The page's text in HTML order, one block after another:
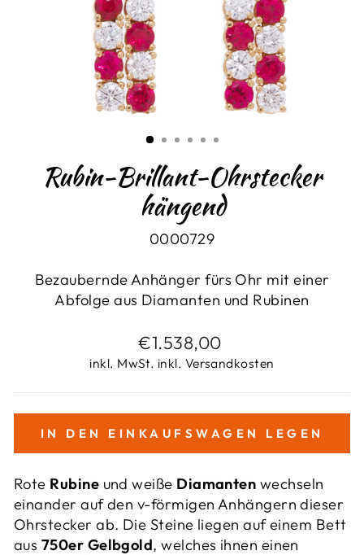
Rubin-Brillant-Ohrstecker
hängend
0000729
Bezaubernde Anhänger fürs Ohr mit einer
Abfolge aus Diamanten und Rubinen
Normaler
Preis
€1.538,00
inkl. MwSt. inkl. Versandkosten
IN DEN EINKAUFSWAGEN LEGEN
Rote Rubine und weiße Diamanten wechseln
einander auf den v-förmigen Anhängern dieser
Ohrstecker ab. Die Steine liegen auf einem Bett
aus 750er Gelbgold, welches ihnen einen